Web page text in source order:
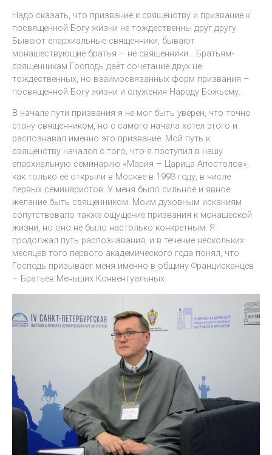
Надо сказать, что призвание к священству и призвание к
посвященной Богу жизни не тождественны друг другу.
Бывают епархиальные священники, бывают
монашествующие братья – не священники… Братьям-
священникам Господь даёт сочетание двух не
тождественных, но взаимосвязанных форм призвания –
посвященной Богу жизни и служения Народу Божьему.
В начале пути призвания я не мог быть уверен, что точно
стану священником, но с самого начала хотел этого и
распознавал именно это призвание. Мой путь к
священству начался с того, что я поступил в нашу
епархиальную семинарию «Мария – Царица Апостолов»,
как только её открыли в Москве в 1993 году, в числе
первых семинаристов. У меня было сильное и явное
желание быть священником. Моим духовным исканиям
сопутствовало также ощущение призвания к монашеской
жизни, но оно не было настолько конкретным. Я
продолжал путь распознавания, и в течение нескольких
месяцев того первого академического года понял, что
Господь призывает меня именно в общину Францисканцев
– Братьев Меньших Конвентуальных.